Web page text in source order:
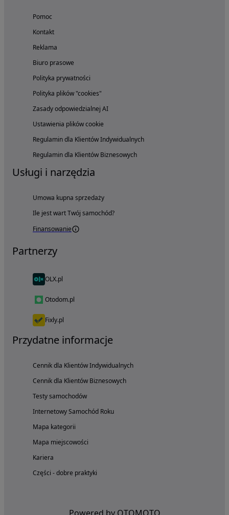
Pomoc
Kontakt
Reklama
Biuro prasowe
Polityka prywatności
Polityka plików "cookies"
Zasady odpowiedzialnej AI
Ustawienia plików cookie
Regulamin dla Klientów Indywidualnych
Regulamin dla Klientów Biznesowych
Usługi i narzędzia
Umowa kupna sprzedaży
Ile jest wart Twój samochód?
Finansowanie
Partnerzy
OLX.pl
Otodom.pl
Fixly.pl
Przydatne informacje
Cennik dla Klientów Indywidualnych
Cennik dla Klientów Biznesowych
Testy samochodów
Internetowy Samochód Roku
Mapa kategorii
Mapa miejscowości
Kariera
Części - dobre praktyki